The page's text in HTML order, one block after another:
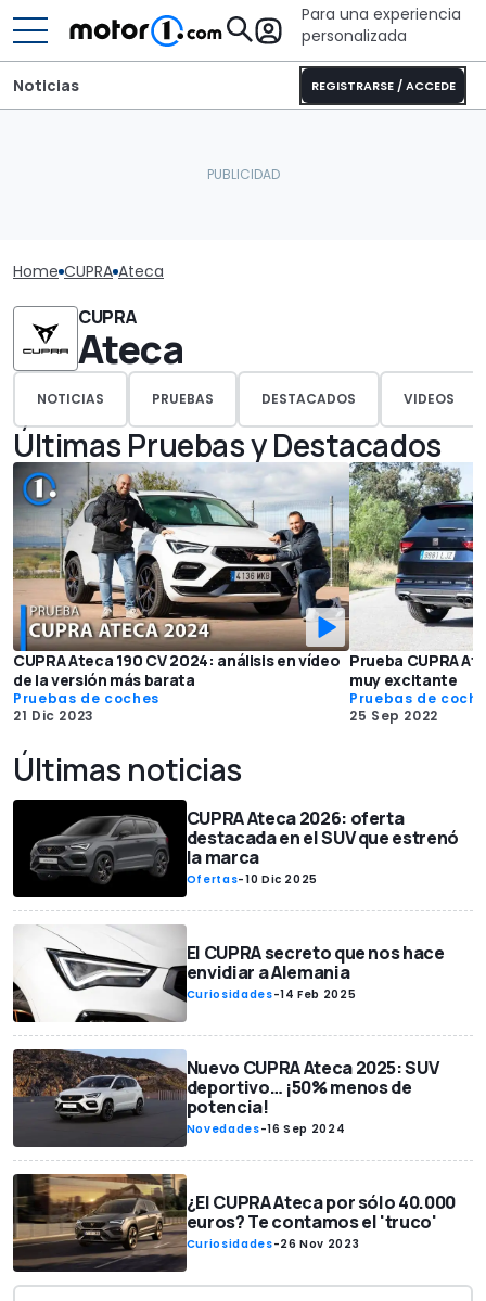
Para una experiencia
personalizada
REGISTRARSE / ACCEDE
Noticias
Home CUPRA Ateca
CUPRA
Ateca
NOTICIAS PRUEBAS DESTACADOS VIDEOS
Últimas Pruebas y Destacados
CUPRA Ateca 190 CV 2024: análisis en vídeo
de la versión más barata
Pruebas de coches
21 Dic 2023
Prueba CUPRA
muy excitante
Pruebas de
25 Sep 2022
Últimas noticias
CUPRA Ateca 2026: oferta
destacada en el SUV que estrenó
la marca
Ofertas-10 Dic 2025
El CUPRA secreto que nos hace
envidiar a Alemania
Curiosidades-14 Feb 2025
Nuevo CUPRA Ateca 2025: SUV
deportivo… ¡50% menos de
potencia!
Novedades-16 Sep 2024
¿El CUPRA Ateca por sólo 40.000
euros? Te contamos el 'truco'
Curiosidades-26 Nov 2023